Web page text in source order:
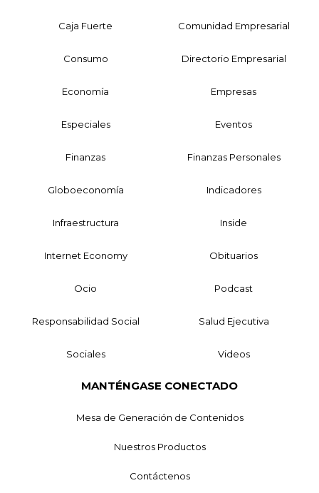
Caja Fuerte Comunidad Empresarial
Consumo Directorio Empresarial
Economía Empresas
Especiales Eventos
Finanzas Finanzas Personales
Globoeconomía Indicadores
Infraestructura Inside
Internet Economy Obituarios
Ocio Podcast
Responsabilidad Social Salud Ejecutiva
Sociales Videos
MANTÉNGASE CONECTADO
Mesa de Generación de Contenidos
Nuestros Productos
Contáctenos